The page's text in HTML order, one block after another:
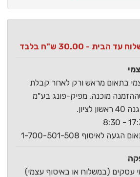
הבית - 30.00 ש"ח בלבד
בתאום מראש ורק לאחר קבלת
מוכנה, מפיק-פונג בע"מ
לציון.
לאיסוף 1-700-501-508